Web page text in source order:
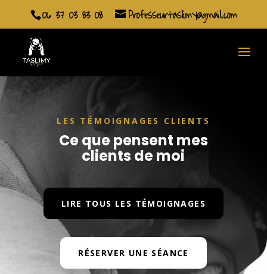
06 37 03 83 08 Professeurtaslimy@gmail.com
LES TÉMOIGNAGES CLIENTS
Ce que pensent mes
clients de moi
LIRE TOUS LES TÉMOIGNAGES
RÉSERVER UNE SÉANCE